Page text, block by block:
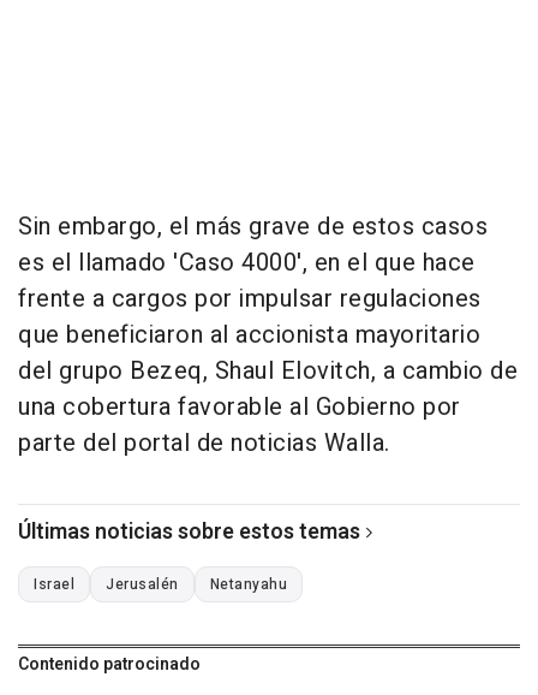
Sin embargo, el más grave de estos casos
es el llamado 'Caso 4000', en el que hace
frente a cargos por impulsar regulaciones
que beneficiaron al accionista mayoritario
del grupo Bezeq, Shaul Elovitch, a cambio de
una cobertura favorable al Gobierno por
parte del portal de noticias Walla.
Últimas noticias sobre estos temas
Israel Jerusalén Netanyahu
Contenido patrocinado